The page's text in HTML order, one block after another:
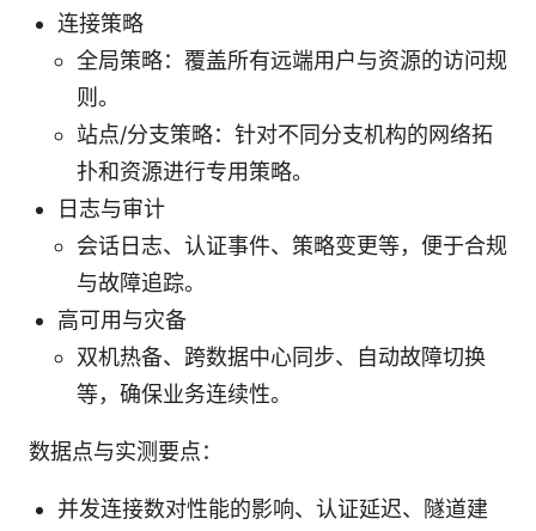
连接策略
全局策略：覆盖所有远端用户与资源的访问规
则。
站点/分支策略：针对不同分支机构的网络拓
扑和资源进行专用策略。
日志与审计
会话日志、认证事件、策略变更等，便于合规
与故障追踪。
高可用与灾备
双机热备、跨数据中心同步、自动故障切换
等，确保业务连续性。
数据点与实测要点：
并发连接数对性能的影响、认证延迟、隧道建